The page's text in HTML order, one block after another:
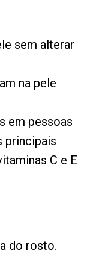
sem alterar
na pele
em pessoas
principais
C e E
do rosto.